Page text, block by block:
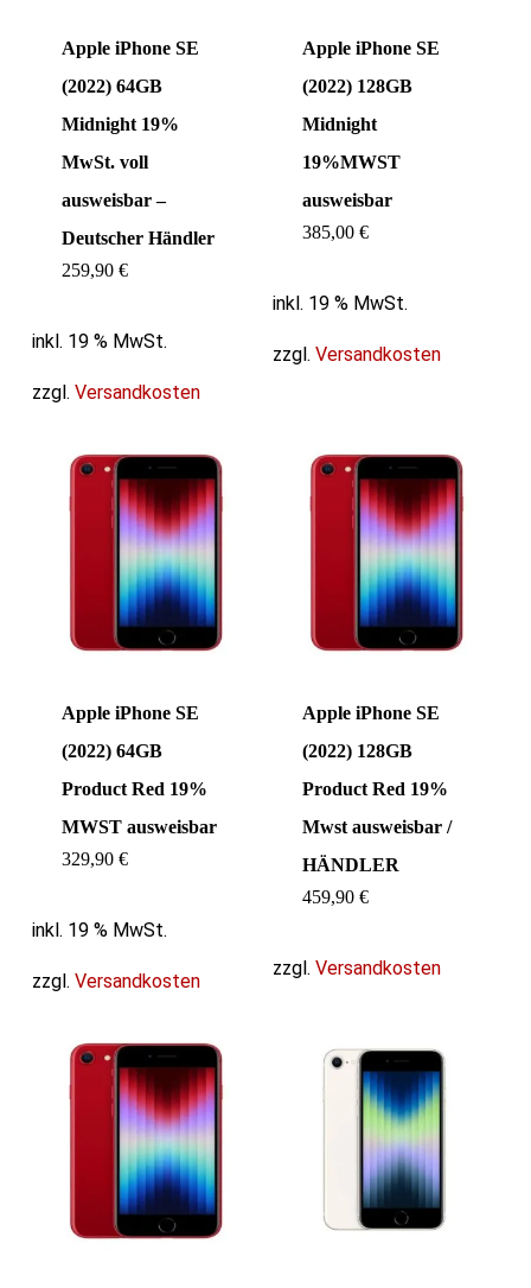
Apple iPhone SE
(2022) 64GB
Midnight 19%
MwSt. voll
ausweisbar –
Deutscher Händler
259,90€
inkl. 19 % MwSt.
zzgl.Versandkosten
Apple iPhone SE
(2022) 128GB
Midnight
19%MWST
ausweisbar
385,00€
inkl. 19 % MwSt.
zzgl.Versandkosten
Apple iPhone SE
(2022) 64GB
Product Red 19%
MWST ausweisbar
329,90€
inkl. 19 % MwSt.
zzgl.Versandkosten
Apple iPhone SE
(2022) 128GB
Product Red 19%
Mwst ausweisbar /
HÄNDLER
459,90€
zzgl.Versandkosten